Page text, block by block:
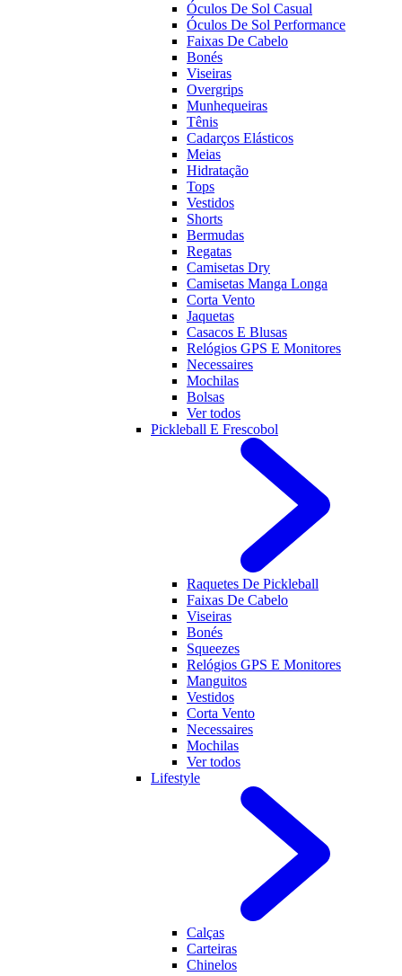
Óculos De Sol Casual
Óculos De Sol Performance
Faixas De Cabelo
Bonés
Viseiras
Overgrips
Munhequeiras
Tênis
Cadarços Elásticos
Meias
Hidratação
Tops
Vestidos
Shorts
Bermudas
Regatas
Camisetas Dry
Camisetas Manga Longa
Corta Vento
Jaquetas
Casacos E Blusas
Relógios GPS E Monitores
Necessaires
Mochilas
Bolsas
Ver todos
Pickleball E Frescobol
Raquetes De Pickleball
Faixas De Cabelo
Viseiras
Bonés
Squeezes
Relógios GPS E Monitores
Manguitos
Vestidos
Corta Vento
Necessaires
Mochilas
Ver todos
Lifestyle
Calças
Carteiras
Chinelos